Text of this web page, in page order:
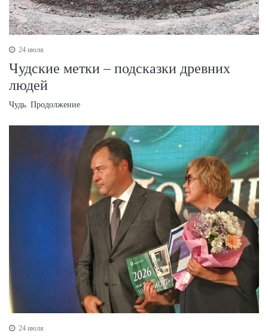
24 июля
Чудские метки – подсказки древних
людей
Чудь. Продолжение
24 июля